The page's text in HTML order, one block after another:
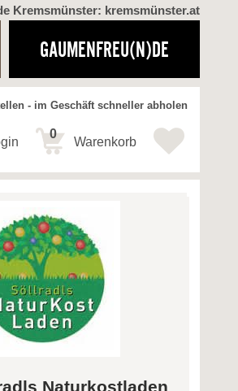
Kremsmünster: kremsmünster.at
GAUMENFREU(N)DE
- im Geschäft schneller abholen
Warenkorb
0
Naturkostladen